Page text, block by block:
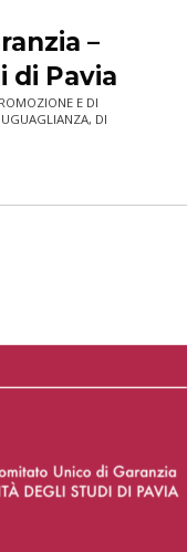
–
di Pavia
E DI
DI